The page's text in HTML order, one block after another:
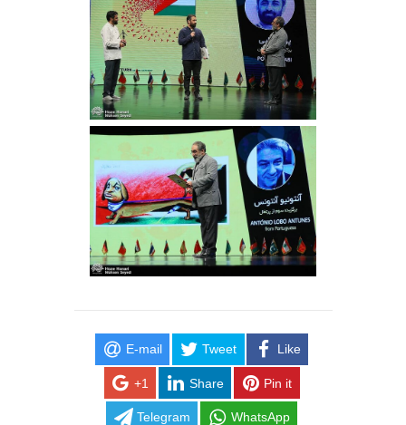
E-mail Tweet Like
+1 Share Pin it
Telegram WhatsApp